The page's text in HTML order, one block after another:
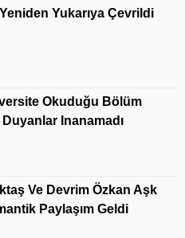
Yukarıya Çevrildi
Okuduğu Bölüm
Duyanlar Inanamadı
Ve Devrim Özkan Aşk
Paylaşım Geldi